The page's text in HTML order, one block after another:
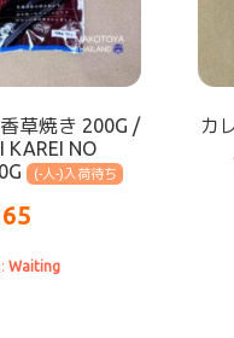
草焼き 200G /
KAREI NO
(-人-)
Waiting
カ